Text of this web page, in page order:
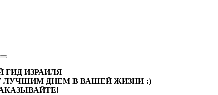
ИЗРАИЛЯ
ЛУЧШИМ ДНЕМ В ВАШЕЙ ЖИЗНИ :)